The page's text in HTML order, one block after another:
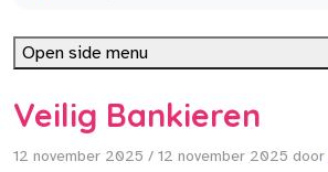
Veilig Bankieren
12 november 2025 / 12 november 2025 door
Open side menu